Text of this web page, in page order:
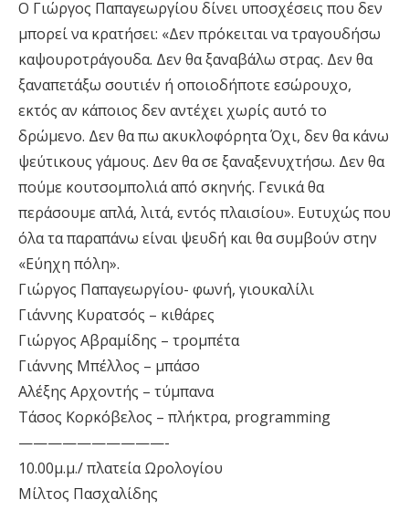
Ο Γιώργος Παπαγεωργίου δίνει υποσχέσεις που δεν
μπορεί να κρατήσει: «Δεν πρόκειται να τραγουδήσω
καψουροτράγουδα. Δεν θα ξαναβάλω στρας. Δεν θα
ξαναπετάξω σουτιέν ή οποιοδήποτε εσώρουχο,
εκτός αν κάποιος δεν αντέχει χωρίς αυτό το
δρώμενο. Δεν θα πω ακυκλοφόρητα Όχι, δεν θα κάνω
ψεύτικους γάμους. Δεν θα σε ξαναξενυχτήσω. Δεν θα
πούμε κουτσομπολιά από σκηνής. Γενικά θα
περάσουμε απλά, λιτά, εντός πλαισίου». Ευτυχώς που
όλα τα παραπάνω είναι ψευδή και θα συμβούν στην
«Εύηχη πόλη».
Γιώργος Παπαγεωργίου- φωνή, γιουκαλίλι
Γιάννης Κυρατσός – κιθάρες
Γιώργος Αβραμίδης – τρομπέτα
Γιάννης Μπέλλος – μπάσο
Αλέξης Αρχοντής – τύμπανα
Τάσος Κορκόβελος – πλήκτρα, programming
——————————-
10.00μ.μ./ πλατεία Ωρολογίου
Μίλτος Πασχαλίδης